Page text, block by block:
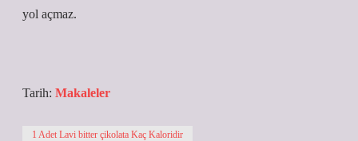
yol açmaz.
Tarih: Makaleler
1 Adet Lavi bitter çikolata Kaç Kaloridir